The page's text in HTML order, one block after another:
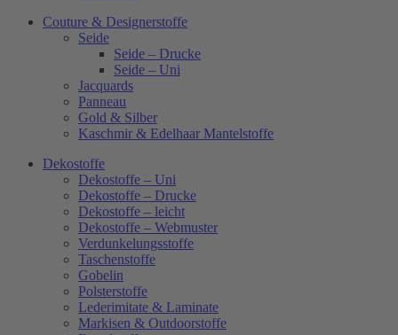
Couture & Designerstoffe
Seide
Seide – Drucke
Seide – Uni
Jacquards
Panneau
Gold & Silber
Kaschmir & Edelhaar Mantelstoffe
Dekostoffe
Dekostoffe – Uni
Dekostoffe – Drucke
Dekostoffe – leicht
Dekostoffe – Webmuster
Verdunkelungsstoffe
Taschenstoffe
Gobelin
Polsterstoffe
Lederimitate & Laminate
Markisen & Outdoorstoffe